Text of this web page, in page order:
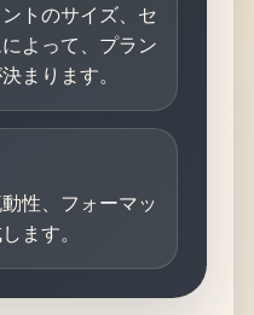
トのサイズ、セ
よって、プラン
まります。
性、フォーマッ
ます。